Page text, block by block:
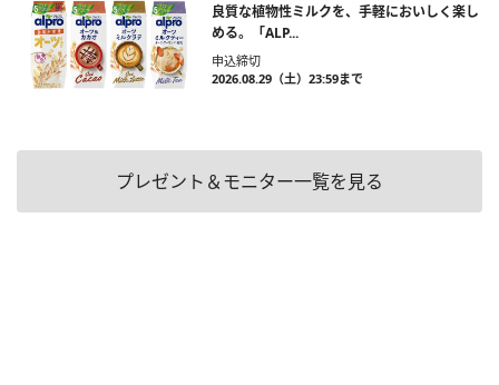
良質な植物性ミルクを、手軽においしく楽し
める。「ALP...
申込締切
2026.08.29（土）23:59まで
プレゼント＆モニター一覧を見る